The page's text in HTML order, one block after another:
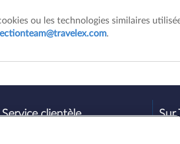
ou les technologies similaires
.
Service clientèle Sur
A